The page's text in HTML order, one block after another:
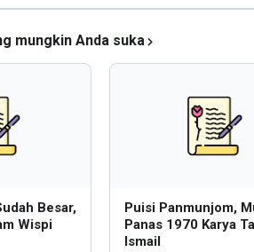
mungkin Anda suka
Besar,
Wispi
Puisi Panmunjom,
Panas 1970 Karya
Ismail